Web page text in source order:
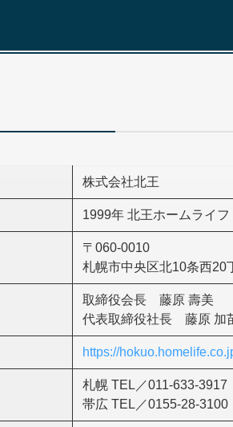
株式会社北王
1999年 北王ホームライ
〒060-0010
札幌市中央区北10条西20
取締役会長 藤原 壽美
代表取締役社長 藤原 加
https://
札幌 TEL／011-633-3917
帯広 TEL／0155-28-3100